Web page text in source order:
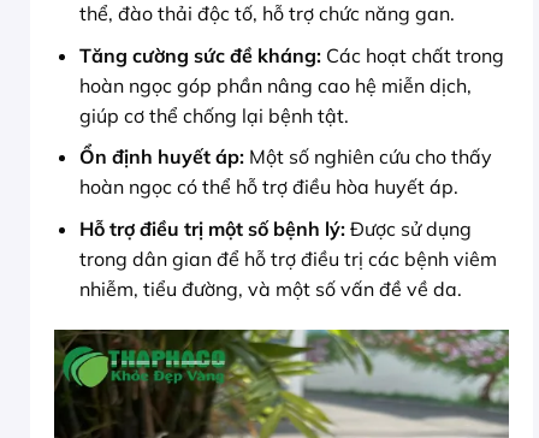
thể, đào thải độc tố, hỗ trợ chức năng gan.
Tăng cường sức đề kháng:Các hoạt chất trong
hoàn ngọc góp phần nâng cao hệ miễn dịch,
giúp cơ thể chống lại bệnh tật.
Ổn định huyết áp:Một số nghiên cứu cho thấy
hoàn ngọc có thể hỗ trợ điều hòa huyết áp.
Hỗ trợ điều trị một số bệnh lý:Được sử dụng
trong dân gian để hỗ trợ điều trị các bệnh viêm
nhiễm, tiểu đường, và một số vấn đề về da.